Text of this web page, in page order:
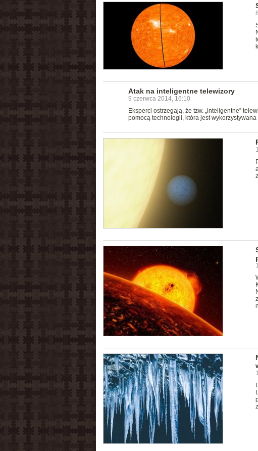
Atak na inteligentne telewizory
9 czerwca 2014, 16:10
Eksperci ostrzegają, że tzw. „inteligentne”
pomocą technologii, która jest